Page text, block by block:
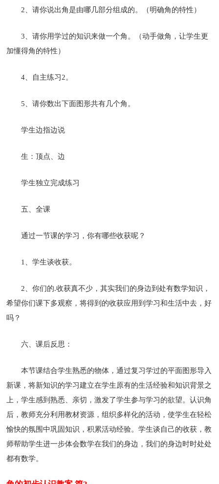
2、请你说出角是由哪几部分组成的。（明确角的特性）
3、请你用学过的知识来做一个角。（动手做角，让学生更
加懂得角的特性）
4、自主练习2。
5、请你数出下面图形共有几个角。
学生边指边说
生：顶点、边
学生独立完成练习
五、全课
通过一节课的学习，你有哪些收获呢？
1、学生谈收获。
2、你们的.收获真不少，其实我们的身边到处有数学知识，
希望你们课下多观察，将得到的收获应用到学习和生活中去，好
吗？
六、课后反思：
本节课结合学生熟悉的物体，通过复习学过的平面图形导入
新课，将新知识的学习建立在学生原有的生活经验和知识背景之
上，学生感到熟悉、亲切，激发了学生参与学习的欲望。认识角
后，教师充分利用教材资源，组织多样化的活动，使学生在轻松
愉快的氛围中巩固知识，积累活动经验。学生谈自己的收获，教
师帮助学生进一步体会数学在我们的身边，我们的身边时时处处
都有数学。